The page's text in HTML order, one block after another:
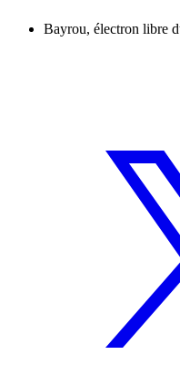
Bayrou, électron libre